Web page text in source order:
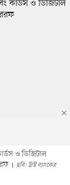
ও ডিজিটাল
ছবি: ট্রাস্ট ব্যাংকের